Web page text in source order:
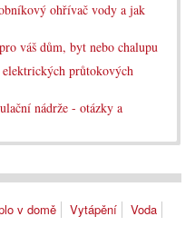
ohřívač vody a jak
váš dům, byt nebo chalupu
elektrických průtokových
nádrže - otázky a
v domě Vytápění
Voda